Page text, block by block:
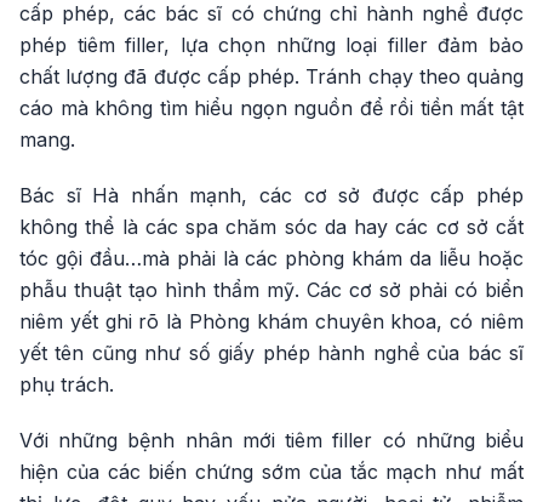
cấp phép, các bác sĩ có chứng chỉ hành nghề được
phép tiêm filler, lựa chọn những loại filler đảm bảo
chất lượng đã được cấp phép. Tránh chạy theo quảng
cáo mà không tìm hiểu ngọn nguồn để rồi tiền mất tật
mang.
Bác sĩ Hà nhấn mạnh, các cơ sở được cấp phép
không thể là các spa chăm sóc da hay các cơ sở cắt
tóc gội đầu…mà phải là các phòng khám da liễu hoặc
phẫu thuật tạo hình thẩm mỹ. Các cơ sở phải có biển
niêm yết ghi rõ là Phòng khám chuyên khoa, có niêm
yết tên cũng như số giấy phép hành nghề của bác sĩ
phụ trách.
Với những bệnh nhân mới tiêm filler có những biểu
hiện của các biến chứng sớm của tắc mạch như mất